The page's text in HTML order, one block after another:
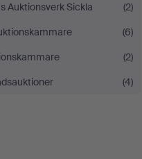
Auktionsverk Sickla
(2)
(6)
(2)
(4)